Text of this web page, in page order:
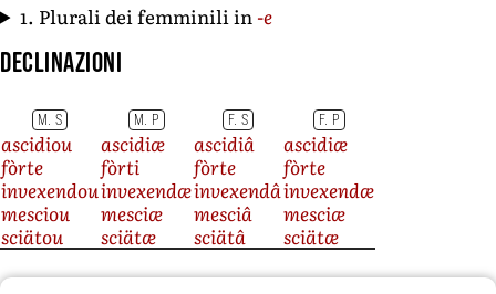
1. Plurali dei femminili in -e
Declinazioni
M. S M. P F. S F. P
ascidiou ascidiæ ascidiâ
ascidiæ
fòrte
fòrti fòrte
fòrte
invexendouinvexendæinvexendâinvexendæ
mesciou
mesciæ mesciâ
mesciæ
sciätou
sciätæ sciätâ sciätæ